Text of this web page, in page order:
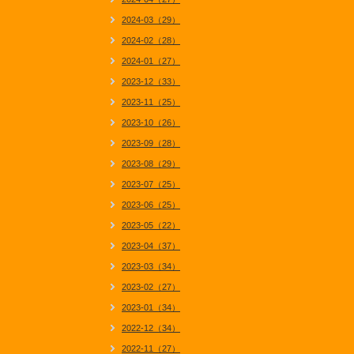
2024-03（29）
2024-02（28）
2024-01（27）
2023-12（33）
2023-11（25）
2023-10（26）
2023-09（28）
2023-08（29）
2023-07（25）
2023-06（25）
2023-05（22）
2023-04（37）
2023-03（34）
2023-02（27）
2023-01（34）
2022-12（34）
2022-11（27）